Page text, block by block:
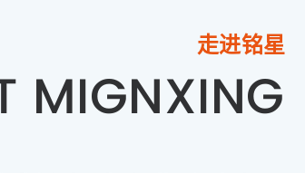
走进铭星
MIGNXING